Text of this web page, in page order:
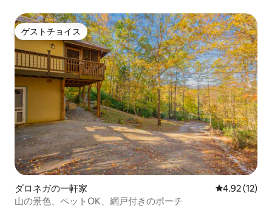
ゲストチョイス
ゲストチョイス
ダロネガの一軒家 レビュー12
4.92 (12)
山の景色、ペットOK、網戸付きのポーチ